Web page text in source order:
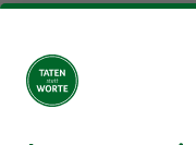
Indirizzi
L'universo Coop
Supermercato online